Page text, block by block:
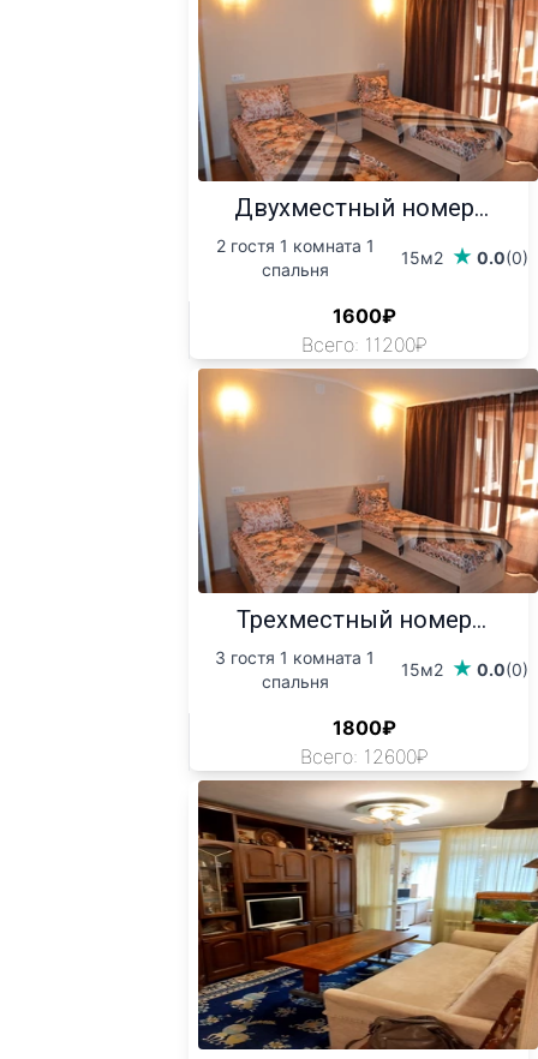
Двухместный номер...
2 гостя 1 комната 1
спальня
15м2 0.0(0)
1600₽
Всего: 11200₽
Трехместный номер...
3 гостя 1 комната 1
спальня
15м2 0.0(0)
1800₽
Всего: 12600₽